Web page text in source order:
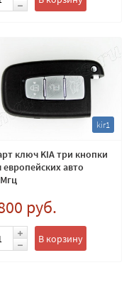
kir1
ключ KIA три кнопки
европейских авто
руб.
В корзину